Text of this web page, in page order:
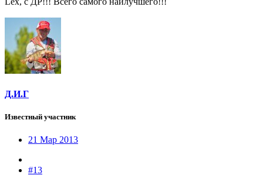
Д.И.Г
Известный участник
21 Мар 2013
#13